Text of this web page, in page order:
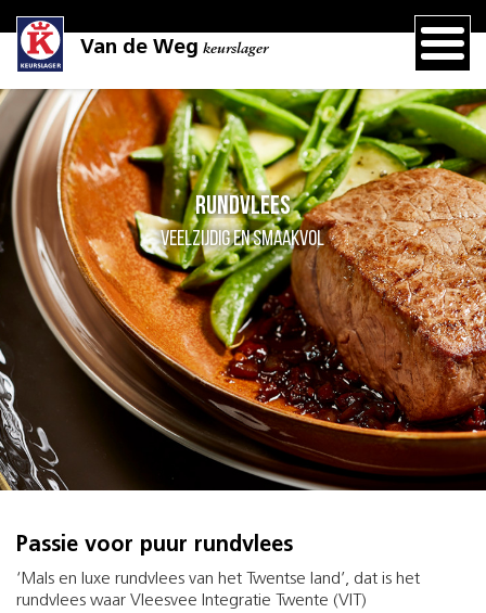
Van de Weg keurslager
Rundvlees
Veelzijdig en smaakvol
Passie voor puur rundvlees
‘Mals en luxe rundvlees van het Twentse land’, dat is het
rundvlees waar Vleesvee Integratie Twente (VIT)